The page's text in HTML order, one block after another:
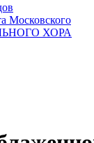
ХОРА